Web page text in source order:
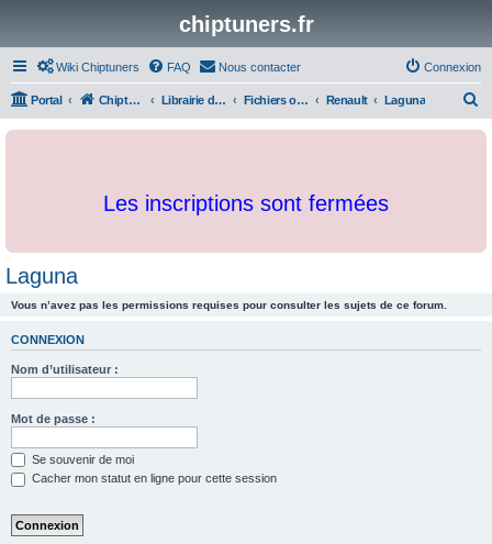
chiptuners.fr
Wiki Chiptuners FAQ Nous contacter Connexion
Portal Chiptuners.fr Librairie de documents et originaux Fichiers originaux Renault Laguna
c
Les inscriptions sont fermées
Laguna
Vous n’avez pas les permissions requises pour consulter les sujets de ce forum.
CONNEXION
Nom d’utilisateur :
Mot de passe :
Se souvenir de moi
Cacher mon statut en ligne pour cette session